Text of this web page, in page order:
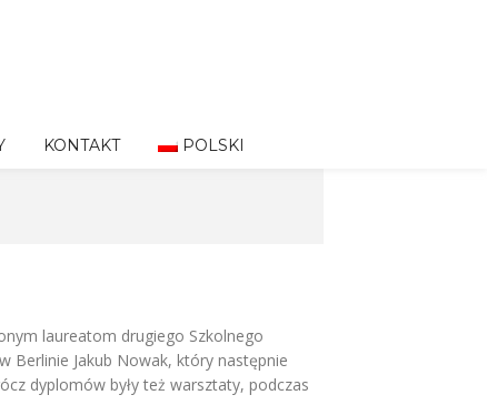
KONTAKT POLSKI
laureatom drugiego Szkolnego
Berlinie Jakub Nowak, który następnie
dyplomów były też warsztaty, podczas